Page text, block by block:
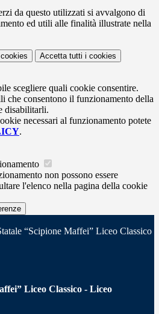
da questo utilizzati si avvalgono di
ed utili alle finalità illustrate nella
Accetta tutti i cookies
scegliere quali cookie consentire.
che consentono il funzionamento della
disabilitarli.
necessari al funzionamento potete
.
non possono essere
l'elenco nella pagina della cookie
“Scipione Maffei” Liceo Classico
Liceo Classico - Liceo